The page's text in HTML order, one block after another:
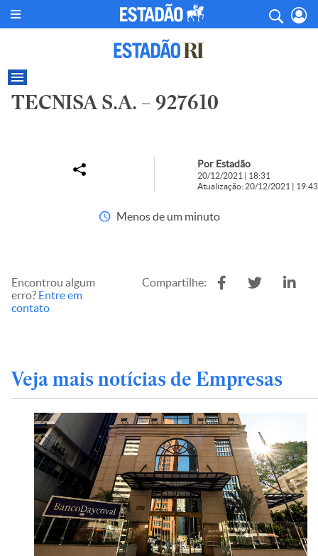
TECNISA S.A. – 927610
Por Estadão
20/12/2021 | 18:31
Atualização: 20/12/2021 | 19:43
Menos de um minuto
Encontrou algum
erro? Entre em
contato
Compartilhe:
Veja mais notícias de Empresas